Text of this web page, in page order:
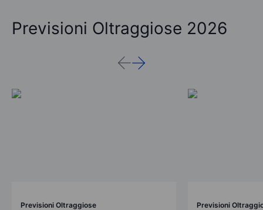
Previsioni Oltraggiose 2026
Previsioni Oltraggiose Previsioni